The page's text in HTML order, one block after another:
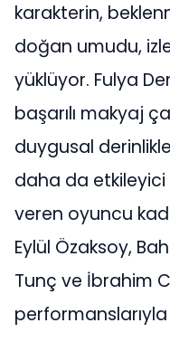
karakterin,
doğan umudu,
yüklüyor. Fulya
başarılı makyaj
duygusal
daha da etkileyici
veren oyuncu
Eylül Özaksoy,
Tunç ve İbrahim